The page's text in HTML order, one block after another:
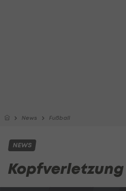
News Fußball
NEWS